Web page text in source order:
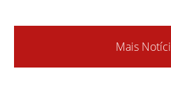
Mais